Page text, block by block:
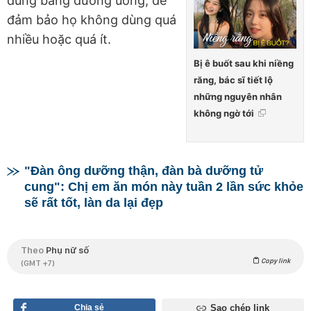
Bị ê buốt sau khi niềng
răng, bác sĩ tiết lộ
những nguyên nhân
không ngờ tới
đảm bảo họ không dùng quá
nhiều hoặc quá ít.
"Đàn ông dưỡng thận, đàn bà dưỡng tử
cung": Chị em ăn món này tuần 2 lần sức khỏe
sẽ rất tốt, làn da lại đẹp
Theo Phụ nữ số
(GMT +7) Copy link
Chia sẻ Sao chép link